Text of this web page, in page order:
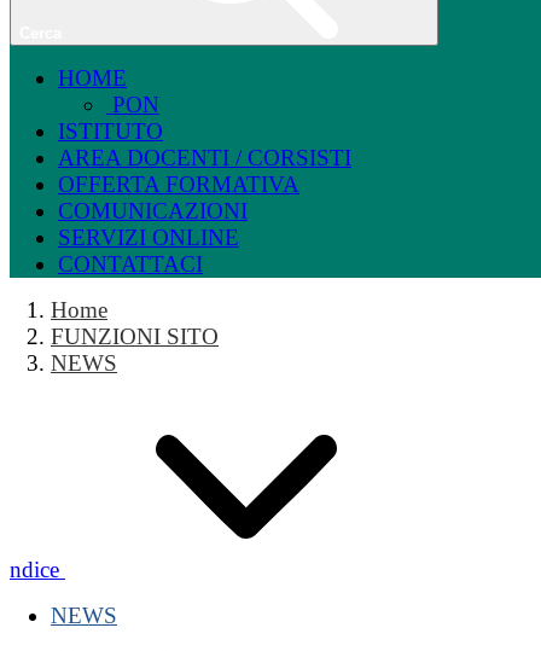
HOME
PON
ISTITUTO
AREA DOCENTI / CORSISTI
OFFERTA FORMATIVA
COMUNICAZIONI
SERVIZI ONLINE
CONTATTACI
Home
FUNZIONI SITO
NEWS
Indice
NEWS